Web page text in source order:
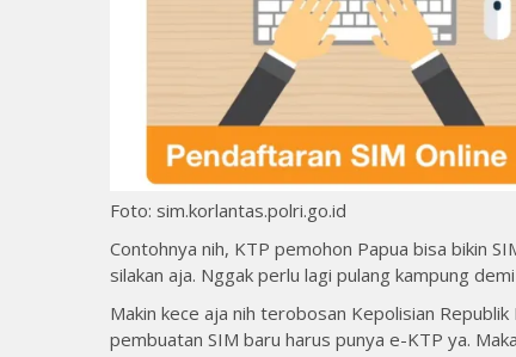
Foto: sim.korlantas.polri.go.id
Contohnya nih, KTP pemohon Papua bisa bikin
silakan aja. Nggak perlu lagi pulang kampung
Makin kece aja nih terobosan Kepolisian
pembuatan SIM baru harus punya e-KTP ya.